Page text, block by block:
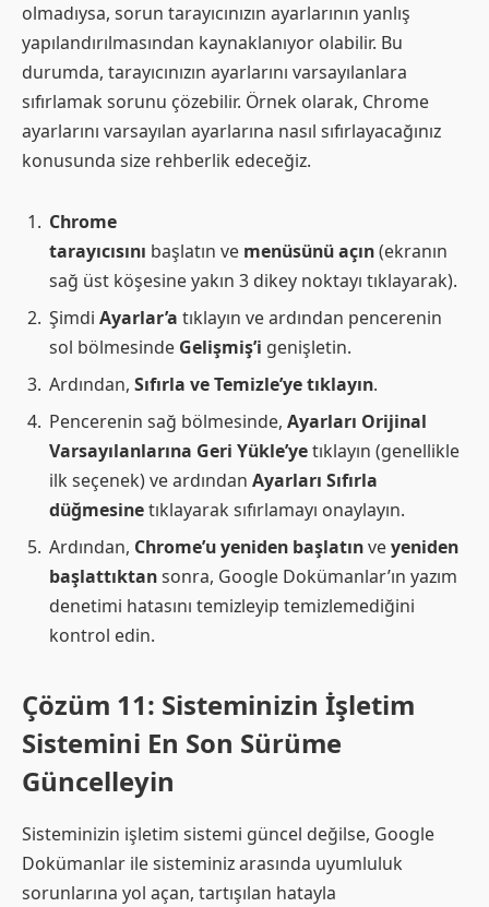
olmadıysa, sorun tarayıcınızın ayarlarının yanlış
yapılandırılmasından kaynaklanıyor olabilir. Bu
durumda, tarayıcınızın ayarlarını varsayılanlara
sıfırlamak sorunu çözebilir. Örnek olarak, Chrome
ayarlarını varsayılan ayarlarına nasıl sıfırlayacağınız
konusunda size rehberlik edeceğiz.
Chrome
tarayıcısını başlatın ve menüsünü açın(ekranın
sağ üst köşesine yakın 3 dikey noktayı tıklayarak).
Şimdi Ayarlar’a tıklayın ve ardından pencerenin
sol bölmesinde Gelişmiş’i genişletin.
Ardından, Sıfırla ve Temizle’ye tıklayın.
Pencerenin sağ bölmesinde, Ayarları Orijinal
Varsayılanlarına Geri Yükle’yetıklayın (genellikle
ilk seçenek) ve ardından Ayarları Sıfırla
düğmesinetıklayarak sıfırlamayı onaylayın.
Ardından, Chrome’u yeniden başlatınveyeniden
başlattıktansonra, Google Dokümanlar’ın yazım
denetimi hatasını temizleyip temizlemediğini
kontrol edin.
Çözüm 11: Sisteminizin İşletim
Sistemini En Son Sürüme
Güncelleyin
Sisteminizin işletim sistemi güncel değilse, Google
Dokümanlar ile sisteminiz arasında uyumluluk
sorunlarına yol açan, tartışılan hatayla